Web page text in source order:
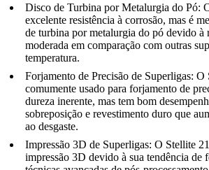
Disco de Turbina por Metalurgia do Pó:
excelente resistência à corrosão, mas é
de turbina por metalurgia do pó devido à
moderada em comparação com outras
temperatura.
Forjamento de Precisão de Superligas: O
comumente usado para forjamento de
dureza inerente, mas tem bom
sobreposição e revestimento duro que
ao desgaste.
Impressão 3D de Superligas: O Stellite
impressão 3D devido à sua tendência de